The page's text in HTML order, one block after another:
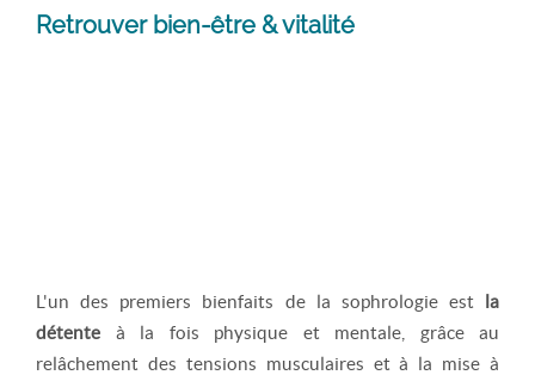
Retrouver bien-être & vitalité
L'un des premiers bienfaits de la sophrologie est
la
détente à la fois physique et mentale, grâce au
relâchement des tensions musculaires et à la mise à